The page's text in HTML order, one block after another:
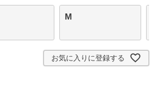
M
お気に入りに登録する